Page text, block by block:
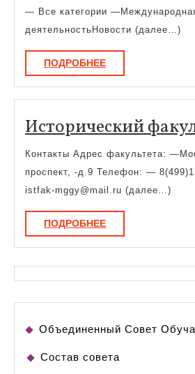
— Все категории
деятельностьНовости (далее…)
ПОДРОБНЕЕПОДРОБНЕЕ
Исторический
Контакты Адрес факультета:
проспект, -д.9 Телефон: —
istfak-mggy@mail.ru (далее…)
ПОДРОБНЕЕПОДРОБНЕЕ
Объединенный Совет
Состав совета